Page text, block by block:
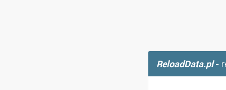
ReloadData.pl-